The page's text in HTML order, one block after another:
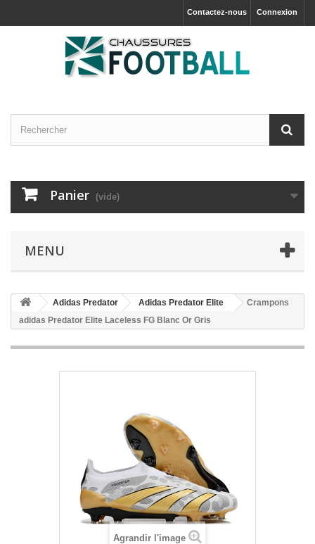
Connexion
Contactez-nous
Panier (vide)
MENU
Adidas Predator Adidas Predator Elite
Crampons
adidas Predator Elite Laceless FG Blanc Or Gris
Agrandir l'image